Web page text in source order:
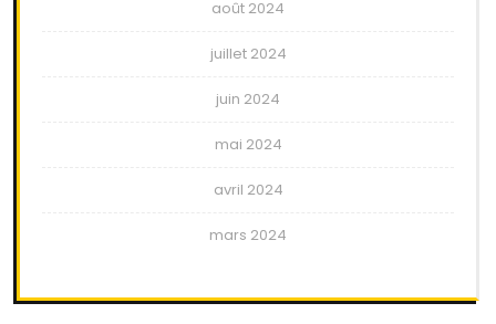
août 2024
juillet 2024
juin 2024
mai 2024
avril 2024
mars 2024